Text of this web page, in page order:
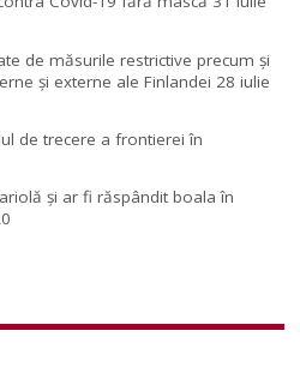
de măsurile restrictive precum și
și externe ale Finlandei 28 iulie
de trecere a frontierei în
şi ar fi răspândit boala în